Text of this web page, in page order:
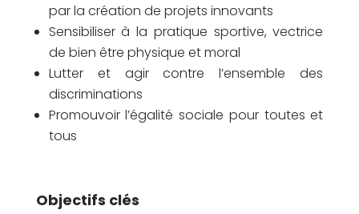
par la création de projets innovants
Sensibiliser à la pratique sportive, vectrice
de bien être physique et moral
Lutter et agir contre l’ensemble des
discriminations
Promouvoir l’égalité sociale pour toutes et
tous
Objectifs clés